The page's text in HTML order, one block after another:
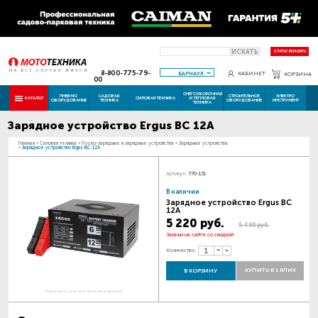
ИСКАТЬ СТАТУС РЕМОНТА
8-800-775-79-
00
БАРНАУЛ КАБИНЕТ КОРЗИНА
КАТАЛОГ ПНЕВМО
ОБОРУДОВАНИЕ
САДОВАЯ
ТЕХНИКА СИЛОВАЯ ТЕХНИКА
СНЕГОУБОРОЧНАЯ
И ТЕПЛОВАЯ
ТЕХНИКА
СТРОИТЕЛЬНОЕ
ОБОРУДОВАНИЕ
ЭЛЕКТРО
ИНСТРУМЕНТ
Зарядное устройство Ergus BC 12А
Главная - Силовая техника - Пуско-зарядные и зарядные устройства - Зарядные устройства
- Зарядное устройство Ergus BC 12А
Наведите для увеличения картинки
Артикул: 770-131
В наличии
Зарядное устройство Ergus BC
12А
5 220 руб. 5 490 руб.
Закажи на сайте со скидкой
Количество:
В КОРЗИНУ КУПИТЬ В 1 КЛИК